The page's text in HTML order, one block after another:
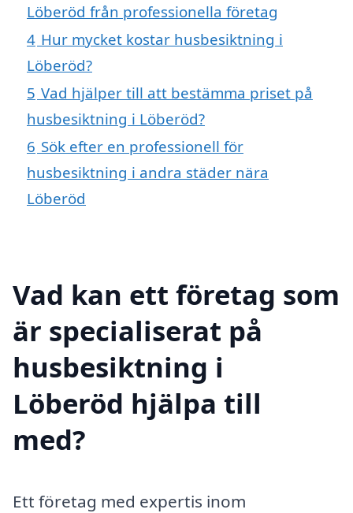
Löberöd från professionella företag
4 Hur mycket kostar husbesiktning i
Löberöd?
5 Vad hjälper till att bestämma priset på
husbesiktning i Löberöd?
6 Sök efter en professionell för
husbesiktning i andra städer nära
Löberöd
Vad kan ett företag som
är specialiserat på
husbesiktning i
Löberöd hjälpa till
med?
Ett företag med expertis inom